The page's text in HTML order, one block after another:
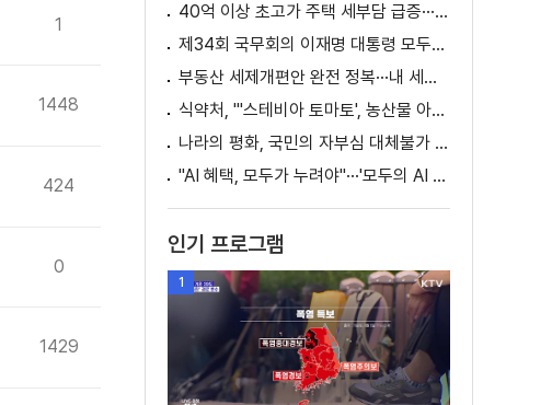
1
1448
424
0
1429
40억 이상 초고가 주택 세부담 급증···실수요자 보호 강화
제34회 국무회의 이재명 대통령 모두발언
부동산 세제개편안 완전 정복···내 세금 어떻게 달라지나? [K-정책 사용법]
식약처, "'스테비아 토마토', 농산물 아닌 가공식품"
나라의 평화, 국민의 자부심 대체불가 대한민국 이재명 대통령 모두말씀
"AI 혜택, 모두가 누려야"···'모두의 AI 성장사다리' 출범
인기 프로그램
1